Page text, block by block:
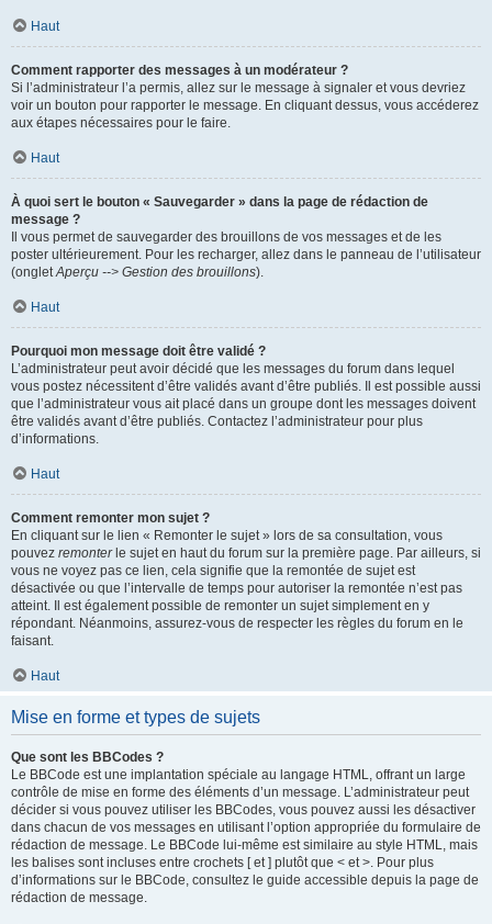
Haut
Comment rapporter des messages à un modérateur ?
Si l’administrateur l’a permis, allez sur le message à signaler et vous devriez
voir un bouton pour rapporter le message. En cliquant dessus, vous accéderez
aux étapes nécessaires pour le faire.
Haut
À quoi sert le bouton « Sauvegarder » dans la page de rédaction de
message ?
Il vous permet de sauvegarder des brouillons de vos messages et de les
poster ultérieurement. Pour les recharger, allez dans le panneau de l’utilisateur
(ongletAperçu --> Gestion des brouillons).
Haut
Pourquoi mon message doit être validé ?
L’administrateur peut avoir décidé que les messages du forum dans lequel
vous postez nécessitent d’être validés avant d’être publiés. Il est possible aussi
que l’administrateur vous ait placé dans un groupe dont les messages doivent
être validés avant d’être publiés. Contactez l’administrateur pour plus
d’informations.
Haut
Comment remonter mon sujet ?
En cliquant sur le lien « Remonter le sujet » lors de sa consultation, vous
pouvez remonterle sujet en haut du forum sur la première page. Par ailleurs, si
vous ne voyez pas ce lien, cela signifie que la remontée de sujet est
désactivée ou que l’intervalle de temps pour autoriser la remontée n’est pas
atteint. Il est également possible de remonter un sujet simplement en y
répondant. Néanmoins, assurez-vous de respecter les règles du forum en le
faisant.
Haut
Mise en forme et types de sujets
Que sont les BBCodes ?
Le BBCode est une implantation spéciale au langage HTML, offrant un large
contrôle de mise en forme des éléments d’un message. L’administrateur peut
décider si vous pouvez utiliser les BBCodes, vous pouvez aussi les désactiver
dans chacun de vos messages en utilisant l’option appropriée du formulaire de
rédaction de message. Le BBCode lui-même est similaire au style HTML, mais
les balises sont incluses entre crochets [ et ] plutôt que < et >. Pour plus
d’informations sur le BBCode, consultez le guide accessible depuis la page de
rédaction de message.